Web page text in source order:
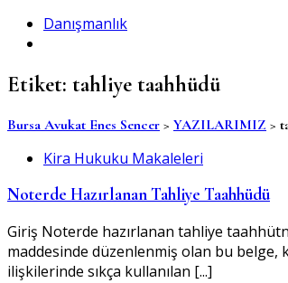
Danışmanlık
Etiket: tahliye taahhüdü
Bursa Avukat Enes Sencer > YAZILARIMIZ >
Kira Hukuku Makaleleri
Noterde Hazırlanan Tahliye Taahhüdü
Giriş Noterde hazırlanan tahliye
maddesinde düzenlenmiş olan bu belge,
ilişkilerinde sıkça kullanılan [...]